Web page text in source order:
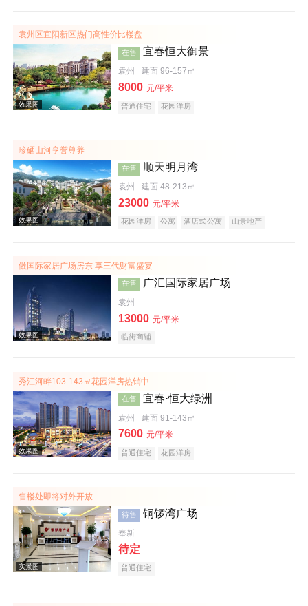
效果图
袁州区宜阳新区热门高性价比楼盘
效果图
在售 宜春恒大御景
袁州 建面 96-157㎡
8000 元/平米
普通住宅 花园洋房
珍硒山河享誉尊养
效果图
在售 顺天明月湾
袁州 建面 48-213㎡
23000 元/平米
花园洋房 公寓 酒店式公寓
山景地产
做国际家居广场房东 享三代财富盛宴
效果图
在售 广汇国际家居广场
袁州
13000 元/平米
临街商铺
秀江河畔103-143㎡花园洋房热销中
在售 宜春·恒大绿洲
袁州 建面 91-143㎡
7600 元/平米
普通住宅 花园洋房
售楼处即将对外开放
待售 铜锣湾广场
奉新
待定
普通住宅